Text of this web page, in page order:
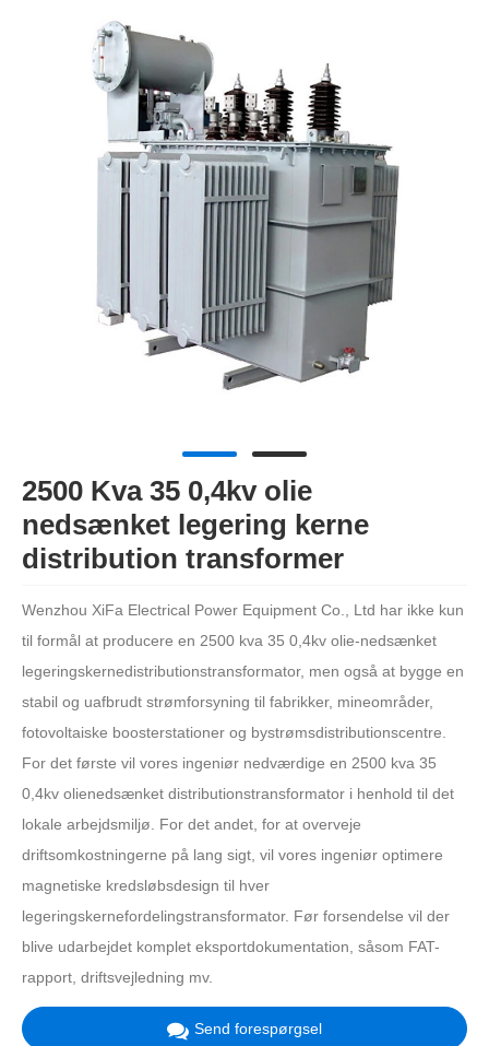
2500 Kva 35 0,4kv olie
nedsænket legering kerne
distribution transformer
Wenzhou XiFa Electrical Power Equipment Co., Ltd har ikke kun
til formål at producere en 2500 kva 35 0,4kv olie-nedsænket
legeringskernedistributionstransformator, men også at bygge en
stabil og uafbrudt strømforsyning til fabrikker, mineområder,
fotovoltaiske boosterstationer og bystrømsdistributionscentre.
For det første vil vores ingeniør nedværdige en 2500 kva 35
0,4kv olienedsænket distributionstransformator i henhold til det
lokale arbejdsmiljø. For det andet, for at overveje
driftsomkostningerne på lang sigt, vil vores ingeniør optimere
magnetiske kredsløbsdesign til hver
legeringskernefordelingstransformator. Før forsendelse vil der
blive udarbejdet komplet eksportdokumentation, såsom FAT-
rapport, driftsvejledning mv.
Send forespørgsel